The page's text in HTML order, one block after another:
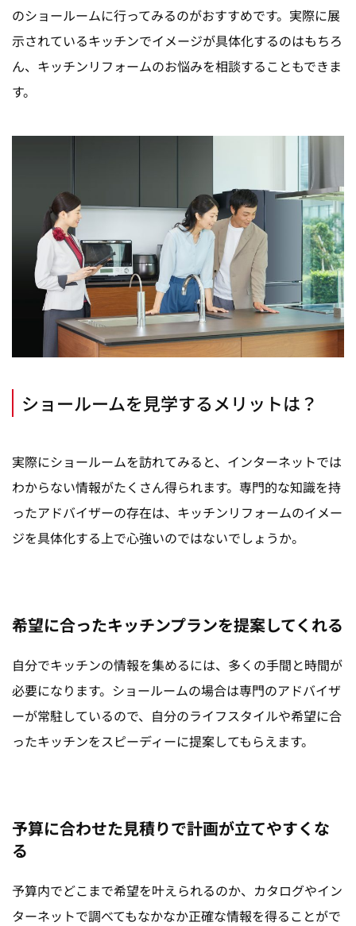
のショールームに行ってみるのがおすすめです。実際に展
示されているキッチンでイメージが具体化するのはもちろ
ん、キッチンリフォームのお悩みを相談することもできま
す。
ショールームを見学するメリットは？
実際にショールームを訪れてみると、インターネットでは
わからない情報がたくさん得られます。専門的な知識を持
ったアドバイザーの存在は、キッチンリフォームのイメー
ジを具体化する上で心強いのではないでしょうか。
希望に合ったキッチンプランを提案してくれる
自分でキッチンの情報を集めるには、多くの手間と時間が
必要になります。ショールームの場合は専門のアドバイザ
ーが常駐しているので、自分のライフスタイルや希望に合
ったキッチンをスピーディーに提案してもらえます。
予算に合わせた見積りで計画が立てやすくな
る
予算内でどこまで希望を叶えられるのか、カタログやイン
ターネットで調べてもなかなか正確な情報を得ることがで